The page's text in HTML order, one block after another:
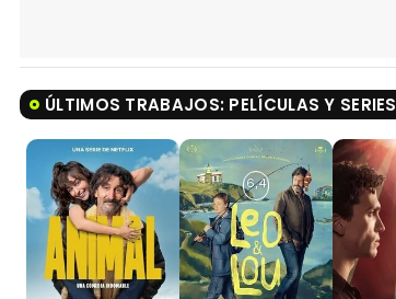
ÚLTIMOS TRABAJOS: PELÍCULAS Y SERIES
6,4